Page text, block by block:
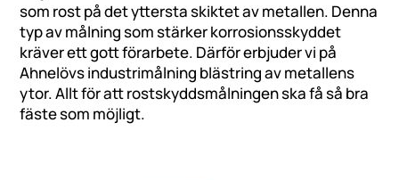
som rost på det yttersta skiktet av metallen. Denna
typ av målning som stärker korrosionsskyddet
kräver ett gott förarbete. Därför erbjuder vi på
Ahnelövs industrimålning blästring av metallens
ytor. Allt för att rostskyddsmålningen ska få så bra
fäste som möjligt.